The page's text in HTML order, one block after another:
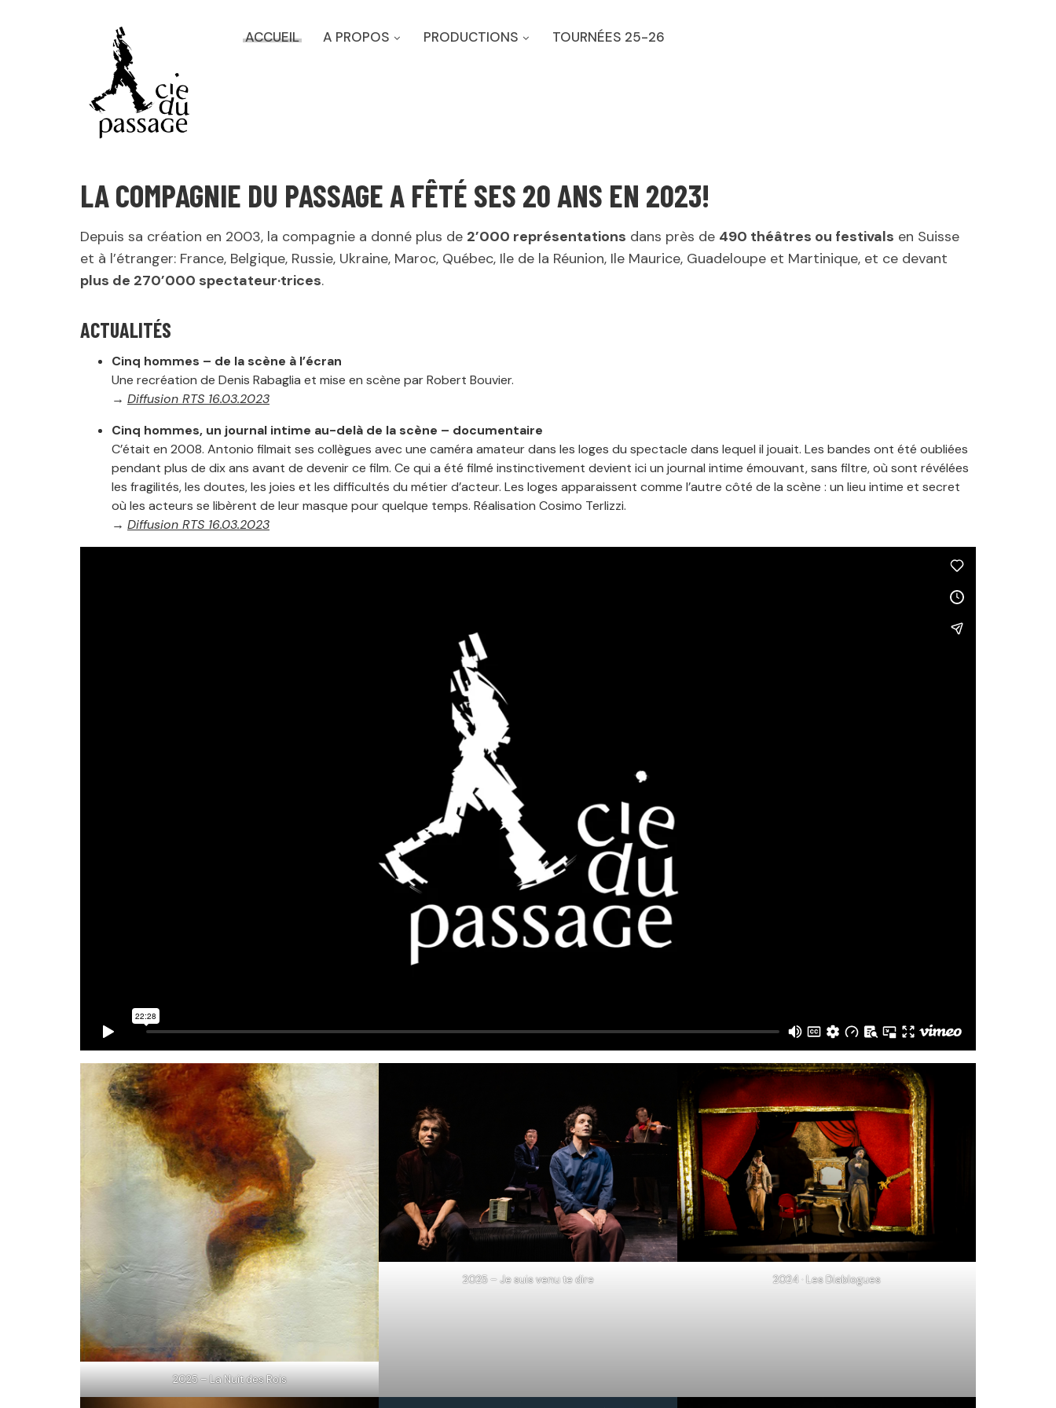
ACCUEIL A PROPOS PRODUCTIONS TOURNÉES 25-26
LA COMPAGNIE DU PASSAGE A FÊTÉ SES 20 ANS EN 2023!
Depuis sa création en 2003, la compagnie a donné plus de 2’000 représentations dans près de 490 théâtres ou festivals en Suisse
et à l’étranger: France, Belgique, Russie, Ukraine, Maroc, Québec, Ile de la Réunion, Ile Maurice, Guadeloupe et Martinique, et ce devant
plus de 270’000 spectateur·trices.
ACTUALITÉS
Cinq hommes – de la scène à l’écran
Une recréation de Denis Rabaglia et mise en scène par Robert Bouvier.
→ Diffusion RTS 16.03.2023
Cinq hommes, un journal intime au-delà de la scène – documentaire
C’était en 2008. Antonio filmait ses collègues avec une caméra amateur dans les loges du spectacle dans lequel il jouait. Les bandes ont été oubliées
pendant plus de dix ans avant de devenir ce film. Ce qui a été filmé instinctivement devient ici un journal intime émouvant, sans filtre, où sont révélées
les fragilités, les doutes, les joies et les difficultés du métier d’acteur. Les loges apparaissent comme l’autre côté de la scène : un lieu intime et secret
où les acteurs se libèrent de leur masque pour quelque temps. Réalisation Cosimo Terlizzi.
→ Diffusion RTS 16.03.2023
2025 – La Nuit des Rois
2025 – Je suis venu te dire 2024 · Les Diablogues